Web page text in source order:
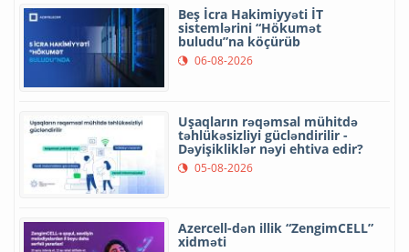
Beş İcra Hakimiyyəti İT
sistemlərini “Hökumət
buludu”na köçürüb
06-08-2026
Uşaqların rəqəmsal mühitdə
təhlükəsizliyi gücləndirilir -
Dəyişikliklər nəyi ehtiva edir?
05-08-2026
Azercell-dən illik “ZengimCELL”
xidməti